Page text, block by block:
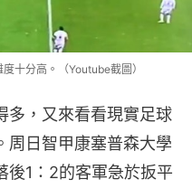
十分高。（Youtube截圖）
多，又來看看現實足球
周日智甲康塞普森大學
後1：2的客軍急於扳平